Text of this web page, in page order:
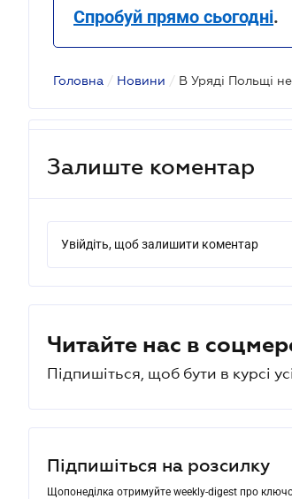
Спробуй прямо сьогодні.
Головна / Новини /
Залиште коментар
Увійдіть, щоб залишити коментар
Читайте нас в
Підпишіться, щоб бути в курсі
Підпишіться на розсилку
Щопонеділка отримуйте weekly-digest про